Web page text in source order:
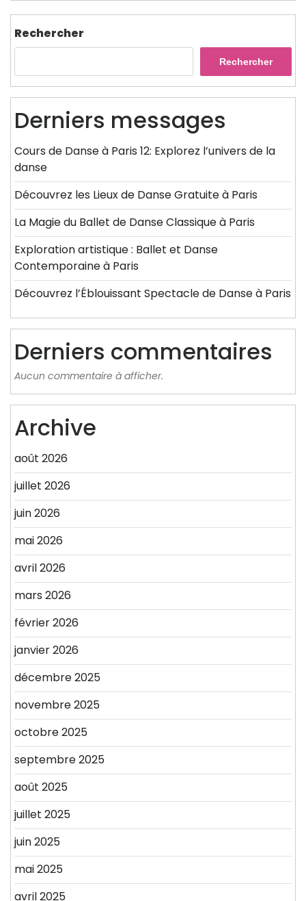
Rechercher
Rechercher
Derniers messages
Cours de Danse à Paris 12: Explorez l’univers de la
danse
Découvrez les Lieux de Danse Gratuite à Paris
La Magie du Ballet de Danse Classique à Paris
Exploration artistique : Ballet et Danse
Contemporaine à Paris
Découvrez l’Éblouissant Spectacle de Danse à Paris
Derniers commentaires
Aucun commentaire à afficher.
Archive
août 2026
juillet 2026
juin 2026
mai 2026
avril 2026
mars 2026
février 2026
janvier 2026
décembre 2025
novembre 2025
octobre 2025
septembre 2025
août 2025
juillet 2025
juin 2025
mai 2025
avril 2025